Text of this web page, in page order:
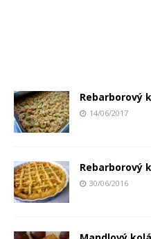
Rebarborový
14/06/2017
Rebarborový
30/06/2016